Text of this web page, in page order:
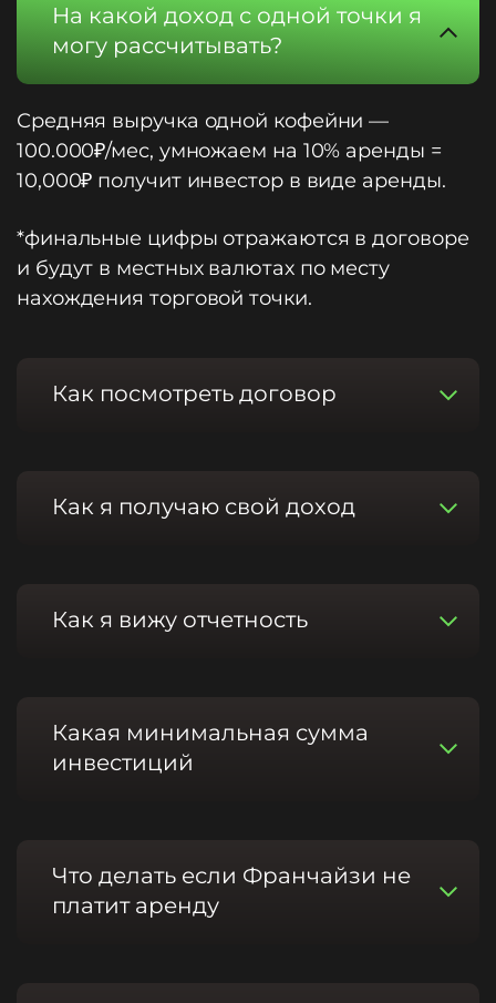
На какой доход с одной точки я
могу рассчитывать?
Средняя выручка одной кофейни —
100.000₽/мес, умножаем на 10% аренды =
10,000₽ получит инвестор в виде аренды.
*финальные цифры отражаются в договоре
и будут в местных валютах по месту
нахождения торговой точки.
Как посмотреть договор
Как я получаю свой доход
Как я вижу отчетность
Какая минимальная сумма
инвестиций
Что делать если Франчайзи не
платит аренду